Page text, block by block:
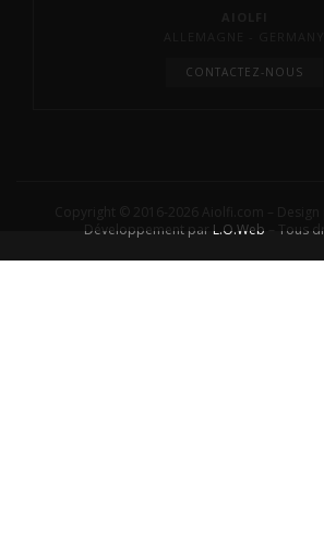
CONTACTEZ-NOUS
Développement par L.O.Web – Tous